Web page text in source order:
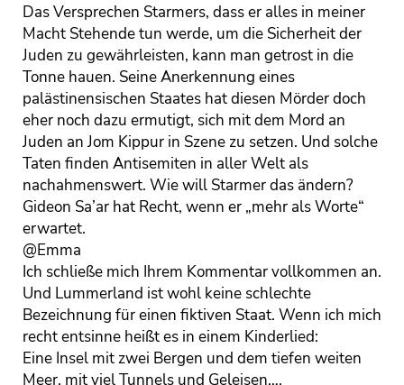
Das Versprechen Starmers, dass er alles in meiner
Macht Stehende tun werde, um die Sicherheit der
Juden zu gewährleisten, kann man getrost in die
Tonne hauen. Seine Anerkennung eines
palästinensischen Staates hat diesen Mörder doch
eher noch dazu ermutigt, sich mit dem Mord an
Juden an Jom Kippur in Szene zu setzen. Und solche
Taten finden Antisemiten in aller Welt als
nachahmenswert. Wie will Starmer das ändern?
Gideon Sa’ar hat Recht, wenn er „mehr als Worte“
erwartet.
@Emma
Ich schließe mich Ihrem Kommentar vollkommen an.
Und Lummerland ist wohl keine schlechte
Bezeichnung für einen fiktiven Staat. Wenn ich mich
recht entsinne heißt es in einem Kinderlied:
Eine Insel mit zwei Bergen und dem tiefen weiten
Meer, mit viel Tunnels und Geleisen….